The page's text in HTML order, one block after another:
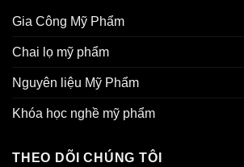
Gia Công Mỹ Phẩm
Chai lọ mỹ phẩm
Nguyên liệu Mỹ Phẩm
Khóa học nghề mỹ phẩm
THEO DÕI CHÚNG TÔI